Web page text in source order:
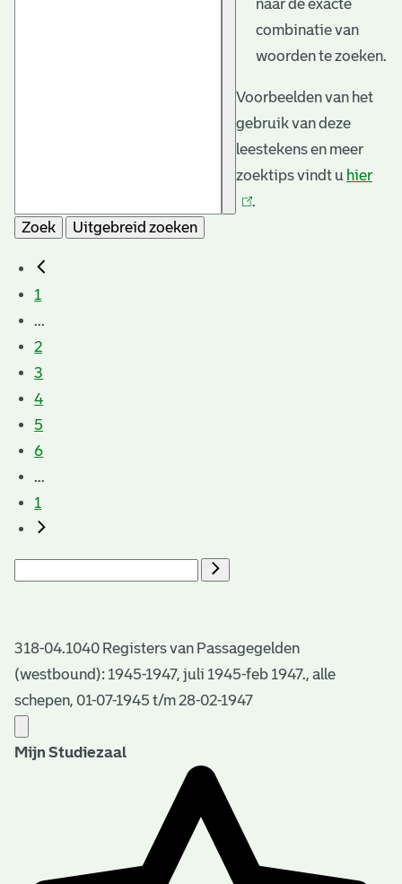
naar de exacte
combinatie van
woorden te zoeken.
Voorbeelden van het
gebruik van deze
leestekens en meer
zoektips vindt u hier
.
Zoek
Uitgebreid zoeken
1
...
2
3
4
5
6
...
1
318-04.1040 Registers van Passagegelden
(westbound): 1945-1947, juli 1945-feb 1947., alle
schepen, 01-07-1945 t/m 28-02-1947
Mijn Studiezaal